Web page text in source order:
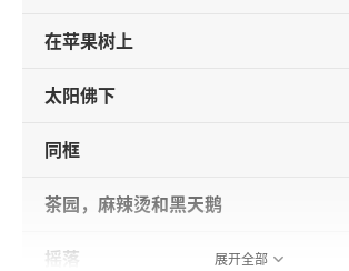
在苹果树上
太阳佛下
同框
茶园，麻辣烫和黑天鹅
摇落 展开全部